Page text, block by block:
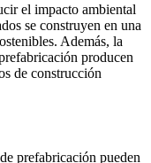
el impacto ambiental
se construyen en una
Además, la
producen
de construcción
prefabricación pueden